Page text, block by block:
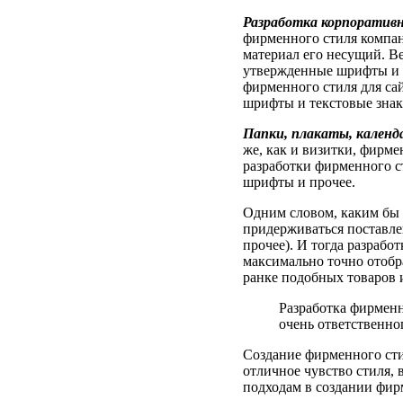
Разработка
фирменного стиля
материал его несущий.
утвержденные шрифты и
фирменного стиля для
шрифты и текстовые
Папки, плакаты,
же, как и визитки,
разработки фирменного
шрифты и прочее.
Одним словом, каким бы
придерживаться
прочее). И тогда
максимально точно
ранке подобных товаров
Разработка
очень
Создание фирменного
отличное чувство
подходам в создании